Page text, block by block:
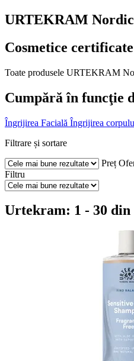
URTEKRAM Nordic
Cosmetice
Toate produsele URTEKRAM
Cumpără în funcţie
Îngrijirea Facială Îngrijirea
Filtrare și sortare
Preț
Filtru
Urtekram: 1 - 30 din